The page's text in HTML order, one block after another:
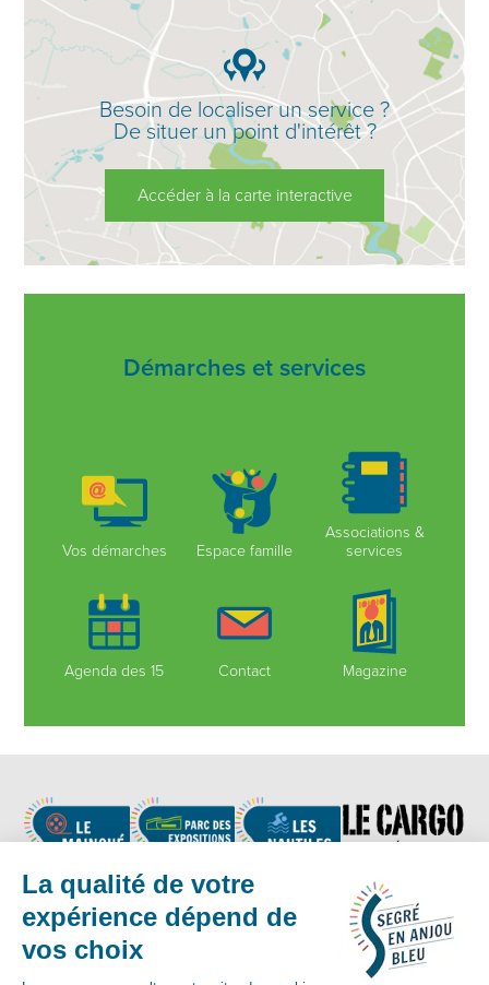
Besoin de localiser un service ?
De situer un point d'intérêt ?
Accéder à la carte interactive
Démarches et services
Vos démarches Espace famille
Associations &
services
Agenda des 15 Contact Magazine
Contact :